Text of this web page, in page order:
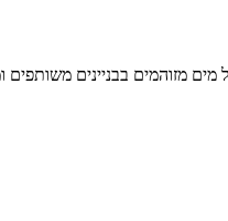
מזוהמים בבניינים משותפים